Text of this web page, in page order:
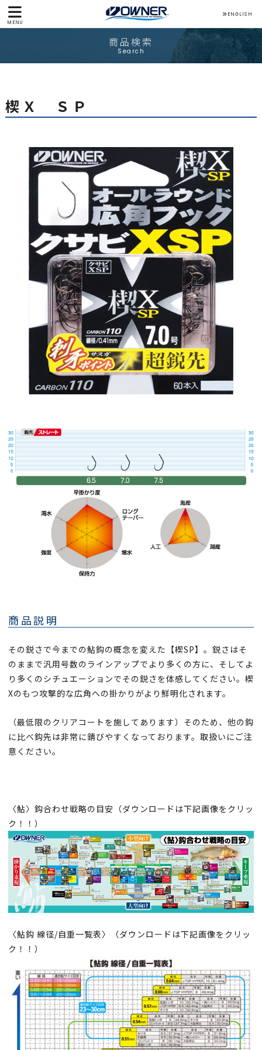
MENU
ENGLISH
商品検索
Search
楔Ｘ ＳＰ
商品説明
その鋭さで今までの鮎鈎の概念を変えた【楔SP】。鋭さはそ
のままで汎用号数のラインアップでより多くの方に、そしてよ
り多くのシチュエーションでその鋭さを体感してください。楔
Xのもつ攻撃的な広角への掛かりがより鮮明化されます。
（最低限のクリアコートを施してあります）そのため、他の鈎
に比べ鈎先は非常に錆びやすくなっております。取扱いにご注
意ください。
〈鮎〉鈎合わせ戦略の目安（ダウンロードは下記画像をクリッ
ク！！）
〈鮎鈎 線径/自重一覧表〉（ダウンロードは下記画像をクリッ
ク！！）